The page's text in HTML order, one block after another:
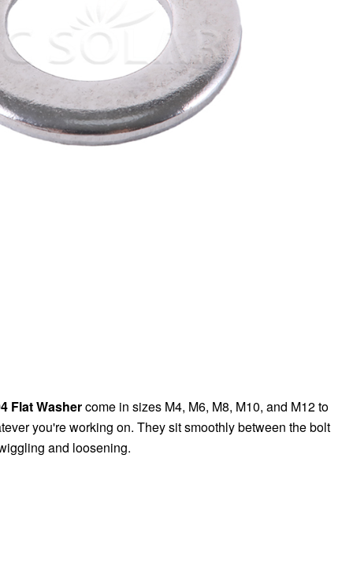
Flat Washercome in sizes M4, M6, M8, M10, and M12 to
you're working on. They sit smoothly between the bolt
and loosening.